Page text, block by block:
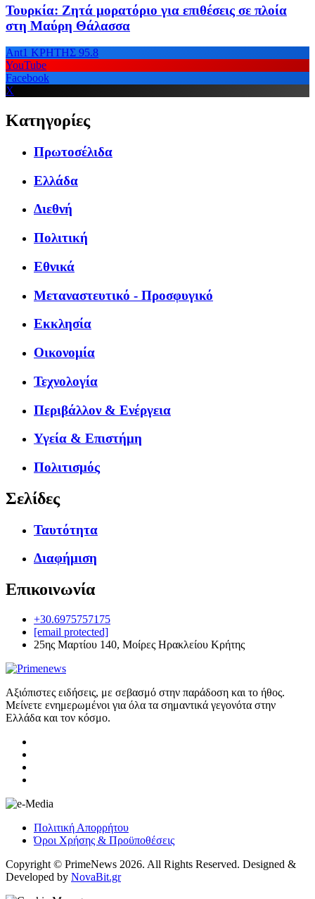
Τουρκία: Ζητά μορατόριο για επιθέσεις σε πλοία
στη Μαύρη Θάλασσα
Ant1 ΚΡΗΤΗΣ 95.8
YouTube
Facebook
X
Κατηγορίες
Πρωτοσέλιδα
Ελλάδα
Διεθνή
Πολιτική
Εθνικά
Μεταναστευτικό - Προσφυγικό
Εκκλησία
Οικονομία
Τεχνολογία
Περιβάλλον & Ενέργεια
Υγεία & Επιστήμη
Πολιτισμός
Σελίδες
Ταυτότητα
Διαφήμιση
Επικοινωνία
+30.6975757175
[email protected]
25ης Μαρτίου 140, Μοίρες Ηρακλείου Κρήτης
Αξιόπιστες ειδήσεις, με σεβασμό στην παράδοση και το ήθος.
Μείνετε ενημερωμένοι για όλα τα σημαντικά γεγονότα στην
Ελλάδα και τον κόσμο.
Πολιτική Απορρήτου
Όροι Χρήσης & Προϋποθέσεις
Copyright © PrimeNews 2026. All Rights Reserved. Designed &
Developed by NovaBit.gr